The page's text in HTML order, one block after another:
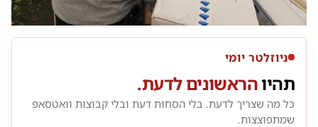
ניוזלטר יומי
תהיוהראשונים לדעת.
כל מה שצריך לדעת. בלי הסחות דעת ובלי קבוצות וואטסאפ
שמתפוצצות.